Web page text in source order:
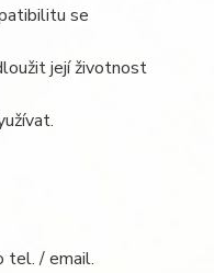
se
její životnost
tel. / email.